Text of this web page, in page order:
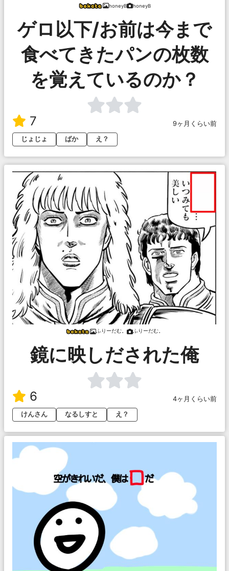
honeyB honeyB
ゲロ以下/お前は今まで
食べてきたパンの枚数
を覚えているのか？
7
9ヶ月くらい前
じょじょ
ばか え？
ふりーだむ。 ふりーだむ。
鏡に映しだされた俺
6
4ヶ月くらい前
けんさん
なるしすと え？